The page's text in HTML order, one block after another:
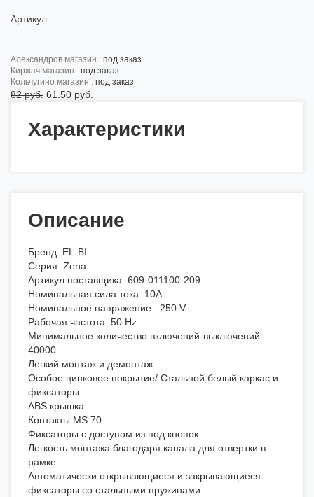
Артикул:
александров магазин : под заказ
киржач магазин : под заказ
кольчугино магазин : под заказ
82 руб. 61.50 руб.
Характеристики
Описание
Бренд: EL-BI
Серия: Zena
Артикул поставщика: 609-011100-209
Номинальная сила тока: 10А
Номинальное напряжение: 250 V
Рабочая частота: 50 Hz
Минимальное количество включений-выключений:
40000
Легкий монтаж и демонтаж
Особое цинковое покрытие/ Стальной белый каркас и
фиксаторы
ABS крышка
Контакты MS 70
Фиксаторы с доступом из под кнопок
Легкость монтажа благодаря канала для отвертки в
рамке
Автоматически открывающиеся и закрывающиеся
фиксаторы со стальными пружинами